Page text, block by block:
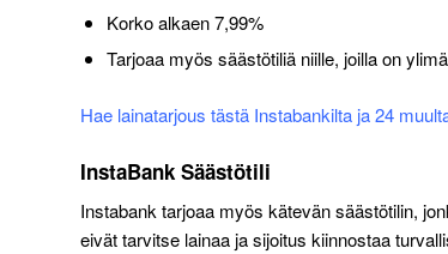
Korko alkaen 7,99%
Tarjoaa myös säästötiliä niille, joilla on
Hae lainatarjous tästä Instabankilta ja 24
InstaBank Säästötili
Instabank tarjoaa myös kätevän säästötilin,
eivät tarvitse lainaa ja sijoitus kiinnostaa